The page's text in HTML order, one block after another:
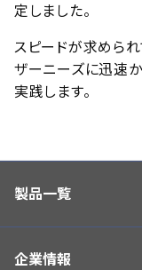
定しました。
スピードが求められ
ザーニーズに迅速
実践します。
製品一覧
企業情報